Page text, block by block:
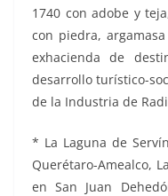
1740 con adobe y
con piedra,
exhacienda de
desarrollo turístico-
de la Industria de
* La Laguna de
Querétaro-Amealco,
en San Juan